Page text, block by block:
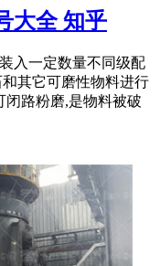
大全 知乎
入一定数量不同级配
其它可磨性物料进行
闭路粉磨,是物料被破